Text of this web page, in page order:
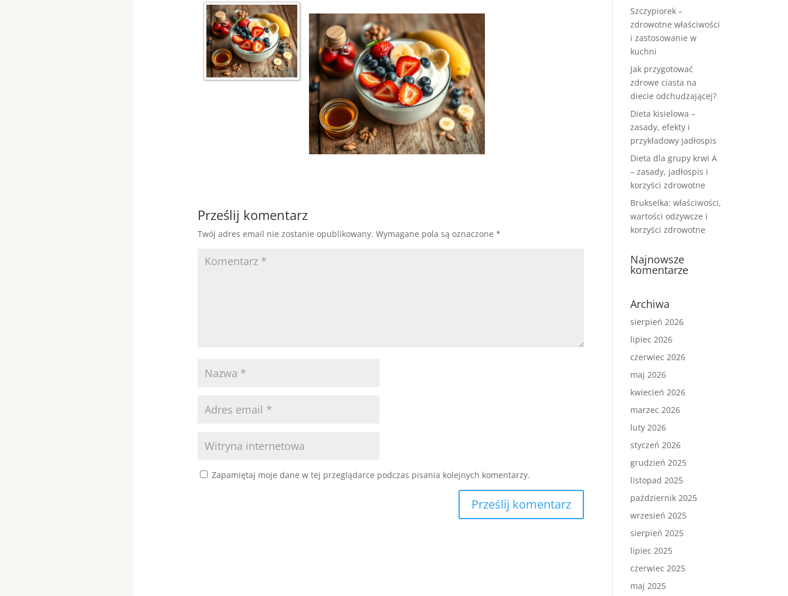
Prześlij komentarz
Twój adres email nie zostanie opublikowany. Wymagane pola są oznaczone *
Zapamiętaj moje dane w tej przeglądarce podczas pisania kolejnych komentarzy.
Szczypiorek –
zdrowotne właściwości
i zastosowanie w
kuchni
Jak przygotować
zdrowe ciasta na
diecie odchudzającej?
Dieta kisielowa –
zasady, efekty i
przykładowy jadłospis
Dieta dla grupy krwi A
– zasady, jadłospis i
korzyści zdrowotne
Brukselka: właściwości,
wartości odżywcze i
korzyści zdrowotne
Najnowsze
komentarze
Archiwa
sierpień 2026
lipiec 2026
czerwiec 2026
maj 2026
kwiecień 2026
marzec 2026
luty 2026
styczeń 2026
grudzień 2025
listopad 2025
październik 2025
wrzesień 2025
sierpień 2025
lipiec 2025
czerwiec 2025
maj 2025